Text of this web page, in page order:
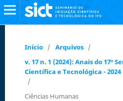
Início / Arquivos /
v. 17 n. 1 (2024): Anais do 17º
Científica e Tecnológica - 2024
/
Ciências Humanas